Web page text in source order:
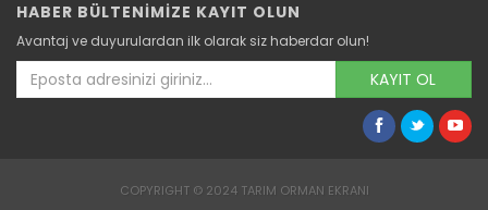
Taşköprü sarımsağı...
Taşköprü Belediyesince bu yıl 36'ncısı düzenlenen
Uluslararası...
Devamını Oku ->
HABER BÜLTENİMİZE KAYIT OLUN
Avantaj ve duyurulardan ilk olarak siz haberdar olun!
KAYIT OL
COPYRIGHT © 2024 TARIM ORMAN EKRANI